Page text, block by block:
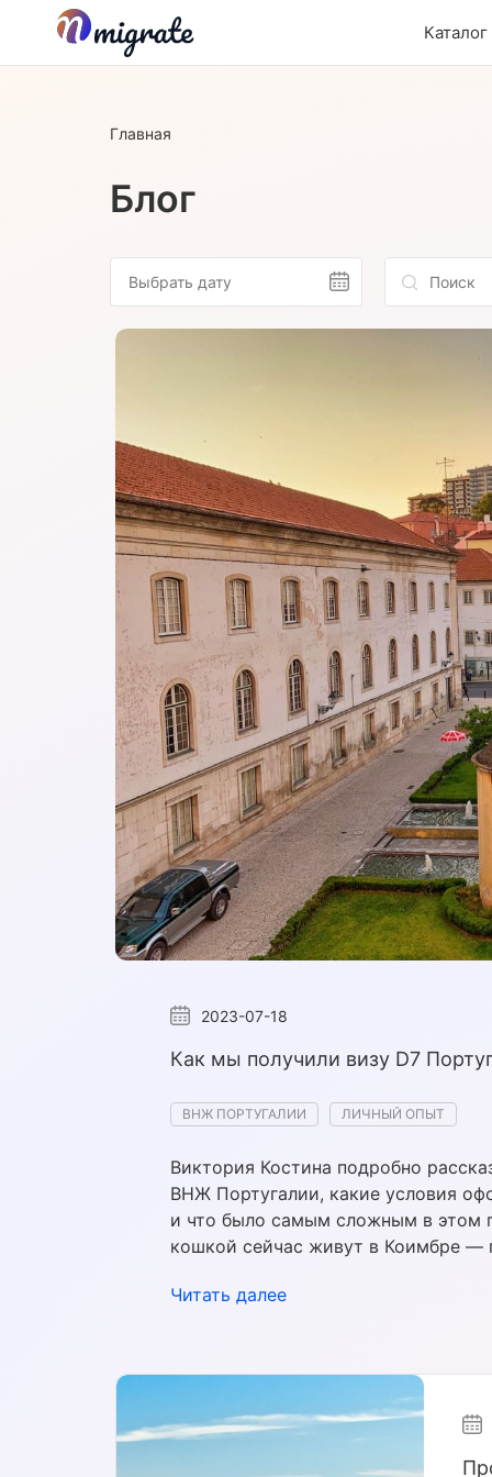
Главная
Блог
2023-07-18
Как мы получили визу D7
ВНЖ ПОРТУГАЛИИ ЛИЧНЫЙ ОПЫТ
Виктория Костина подробно
ВНЖ Португалии, какие условия
и что было самым сложным в этом
кошкой сейчас живут в Коимбре —
Читать далее